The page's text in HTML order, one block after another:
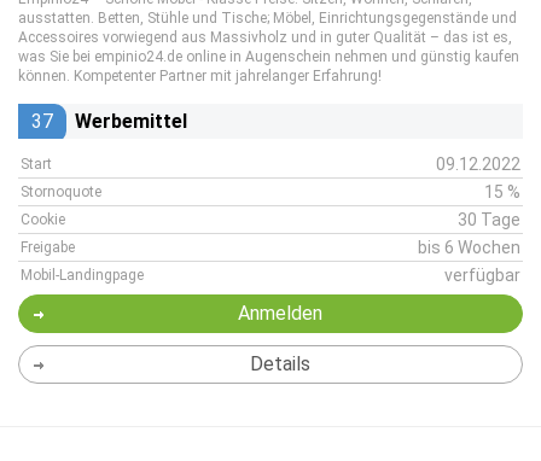
ausstatten. Betten, Stühle und Tische; Möbel, Einrichtungsgegenstände und
Accessoires vorwiegend aus Massivholz und in guter Qualität – das ist es,
was Sie bei empinio24.de online in Augenschein nehmen und günstig kaufen
können. Kompetenter Partner mit jahrelanger Erfahrung!
37 Werbemittel
Start 09.12.2022
Stornoquote 15 %
Cookie 30 Tage
Freigabe bis 6 Wochen
Mobil-Landingpage verfügbar
Anmelden
Details